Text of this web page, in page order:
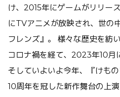
け、2015年にゲームがリリー
にTVアニメが放映され、世の
フレンズ』。 様々な歴史を紡
コロナ禍を経て、2023年10月
そしていよいよ今年、『けも
10周年を冠した新作舞台の上演